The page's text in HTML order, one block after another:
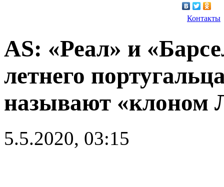
Контакты
AS: «Реал» и
летнего
называют «клоном
5.5.2020, 03:15